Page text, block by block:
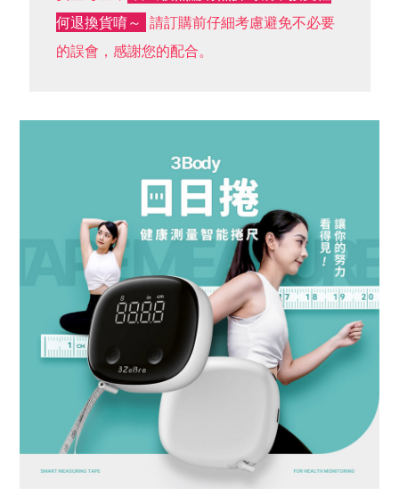
何退換貨唷～ 請訂購前仔細考慮避免不必要
的誤會，感謝您的配合。